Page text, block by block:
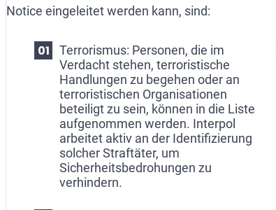
Notice eingeleitet werden kann, sind:
Terrorismus: Personen, die im
Verdacht stehen, terroristische
Handlungen zu begehen oder an
terroristischen Organisationen
beteiligt zu sein, können in die Liste
aufgenommen werden. Interpol
arbeitet aktiv an der Identifizierung
solcher Straftäter, um
Sicherheitsbedrohungen zu
verhindern.